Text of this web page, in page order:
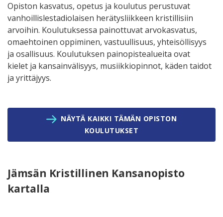
Opiston kasvatus, opetus ja koulutus perustuvat
vanhoillislestadiolaisen herätysliikkeen kristillisiin
arvoihin. Koulutuksessa painottuvat arvokasvatus,
omaehtoinen oppiminen, vastuullisuus, yhteisöllisyys
ja osallisuus. Koulutuksen painopistealueita ovat
kielet ja kansainvälisyys, musiikkiopinnot, käden taidot
ja yrittäjyys.
NÄYTÄ KAIKKI TÄMÄN OPISTON
KOULUTUKSET
Jämsän Kristillinen Kansanopisto
kartalla